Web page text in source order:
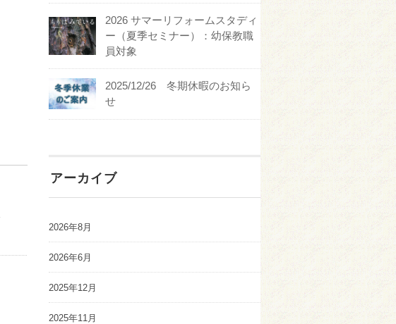
2026 サマーリフォームスタディ
ー（夏季セミナー）：幼保教職
員対象
2025/12/26 冬期休暇のお知ら
せ
アーカイブ
2026年8月
2026年6月
2025年12月
2025年11月